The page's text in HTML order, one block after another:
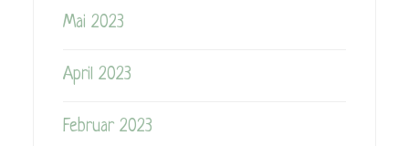
Mai 2023
April 2023
Februar 2023